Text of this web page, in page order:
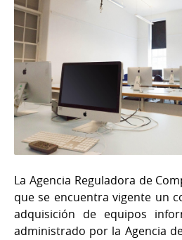
La Agencia Reguladora de
que se encuentra vigente un
adquisición de equipos
administrado por la Agencia